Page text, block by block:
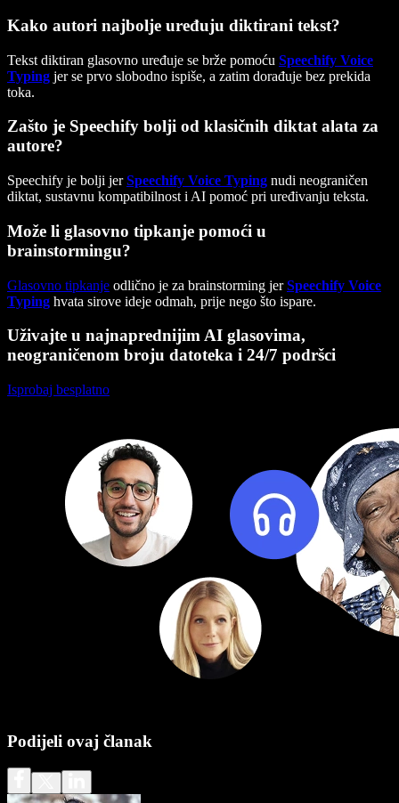
Kako autori najbolje uređuju diktirani tekst?
Tekst diktiran glasovno uređuje se brže pomoću Speechify Voice
Typing jer se prvo slobodno ispiše, a zatim dorađuje bez prekida
toka.
Zašto je Speechify bolji od klasičnih diktat alata za
autore?
Speechify je bolji jerSpeechify Voice Typing nudi neograničen
diktat, sustavnu kompatibilnost i AI pomoć pri uređivanju teksta.
Može li glasovno tipkanje pomoći u
brainstormingu?
Glasovno tipkanje odlično je za brainstorming jerSpeechify Voice
Typing hvata sirove ideje odmah, prije nego što ispare.
Uživajte u najnaprednijim AI glasovima,
neograničenom broju datoteka i 24/7 podršci
Isprobaj besplatno
Podijeli ovaj članak